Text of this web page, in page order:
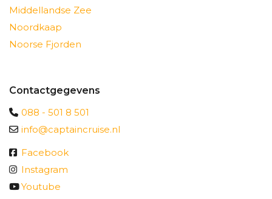
Middellandse Zee
Noordkaap
Noorse Fjorden
Contactgegevens
088 - 501 8 501
info@captaincruise.nl
Facebook
Instagram
Youtube